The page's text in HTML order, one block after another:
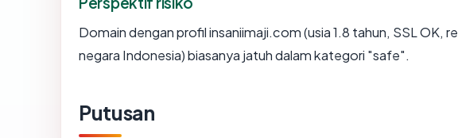
Domain dengan profil insaniimaji.com (usia 1.8 tahun, SSL OK,
negara Indonesia) biasanya jatuh dalam kategori "safe".
Putusan